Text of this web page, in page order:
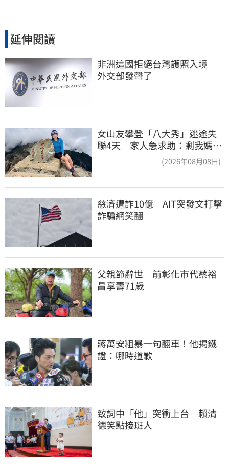
延伸閱讀
非洲這國拒絕台灣護照入境
外交部發聲了
女山友攀登「八大秀」迷途失
聯4天 家人急求助：剩我媽還
(2026年08月08日)
慈濟遭詐10億　AIT突發文打擊
詐騙網笑翻
父親節辭世　前彰化市代蔡裕
昌享壽71歲
蔣萬安粗暴一句翻車！他揭鐵
證：哪時道歉
致詞中「他」突衝上台　賴清
德笑點接班人